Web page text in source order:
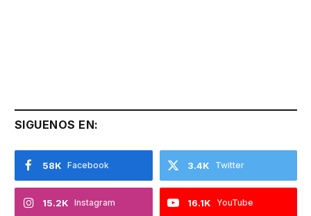
SIGUENOS EN:
Facebook
58K Twitter
3.4K
Instagram
15.2K YouTube
16.1K